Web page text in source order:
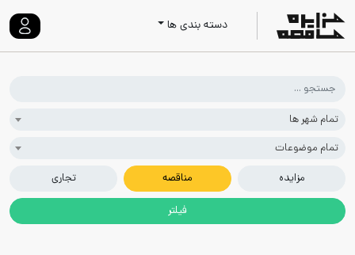
دسته بندی ها
تمام شهر ها
تمام موضوعات
مزایده
مناقصه تجاری